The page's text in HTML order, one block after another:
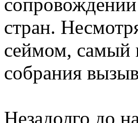
стран.
сеймом, самый
собрания
Незадолго до